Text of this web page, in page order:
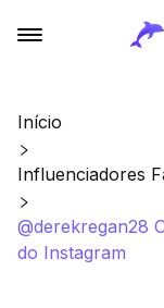
Início
Influenciadores
@derekregan28
do Instagram